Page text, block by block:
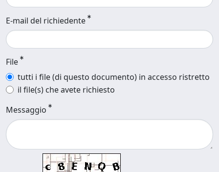
E-mail del richiedente
File
tutti i file (di questo documento) in accesso ristretto
il file(s) che avete richiesto
Messaggio